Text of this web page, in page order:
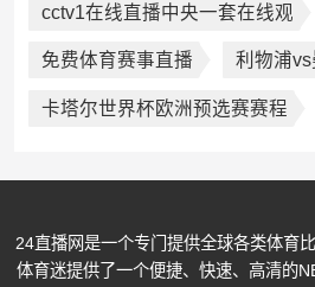
cctv1在线直播中央一套在线观
免费体育赛事直播 利物浦
卡塔尔世界杯欧洲预选赛赛程
24直播网是一个专门提供全球各类体育
体育迷提供了一个便捷、快速、高清的